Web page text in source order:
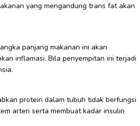
yang mengandung trans fat akan
panjang makanan ini akan
inflamasi. Bila penyempitan ini terjadi
protein dalam tubuh tidak berfungsi
arteri serta membuat kadar insulin